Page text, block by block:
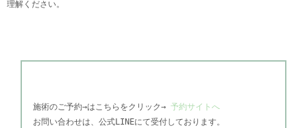
理解ください。
施術のご予約→はこちらをクリック→ 予約サイトへ
お問い合わせは、公式LINEにて受付しております。